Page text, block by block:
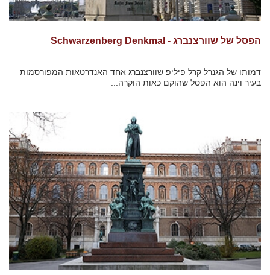
הפסל של שוורצנברג - Schwarzenberg Denkmal
דמותו של הגנרל קרל פיליפ שוורצנברג אחד האנדרטאות המפורסמות
בעיר וינה הוא הפסל שהוקם כאות הוקרה...